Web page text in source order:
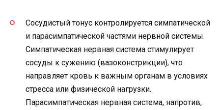
Сосудистый тонус контролируется симпатической
и парасимпатической частями нервной системы.
Симпатическая нервная система стимулирует
сосуды к сужению (вазоконстрикции), что
направляет кровь к важным органам в условиях
стресса или физической нагрузки.
Парасимпатическая нервная система, напротив,